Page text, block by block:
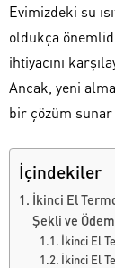
Evimizdeki su
oldukça
ihtiyacını
Ancak, yeni
bir çözüm
İçindekiler
İkinci El
Şekli ve
İkinci El
İkinci El